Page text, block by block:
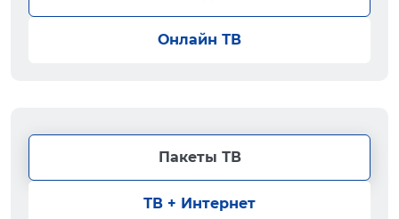
Онлайн ТВ
Пакеты ТВ
ТВ + Интернет